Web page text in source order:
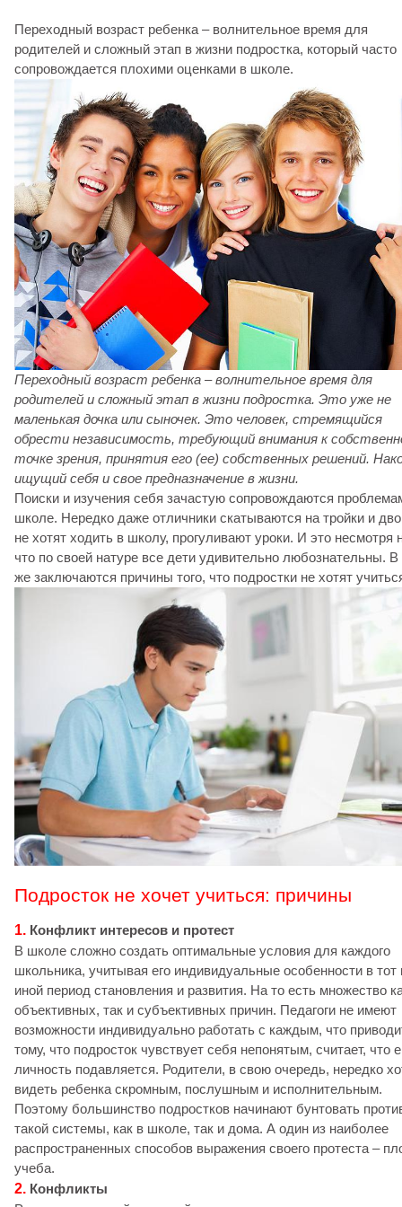
Переходный возраст ребенка – волнительное время для
родителей и сложный этап в жизни подростка, который часто
сопровождается плохими оценками в школе.
Переходный возраст ребенка – волнительное время для
родителей и сложный этап в жизни подростка. Это уже не
маленькая дочка или сыночек. Это человек, стремящийся
обрести независимость, требующий внимания к
точке зрения, принятия его (ее) собственных решений.
ищущий себя и свое предназначение в жизни.
Поиски и изучения себя зачастую сопровождаются
школе. Нередко даже отличники скатываются на тройки и
не хотят ходить в школу, прогуливают уроки. И это несмотря
что по своей натуре все дети удивительно любознательны.
же заключаются причины того, что подростки не хотят
Подросток не хочет учиться: причины
1. Конфликт интересов и протест
В школе сложно создать оптимальные условия для каждого
школьника, учитывая его индивидуальные особенности в тот
иной период становления и развития. На то есть множество
объективных, так и субъективных причин. Педагоги не имеют
возможности индивидуально работать с каждым, что
тому, что подросток чувствует себя непонятым, считает, что
личность подавляется. Родители, в свою очередь, нередко
видеть ребенка скромным, послушным и исполнительным.
Поэтому большинство подростков начинают бунтовать
такой системы, как в школе, так и дома. А один из наиболее
распространенных способов выражения своего протеста –
учеба.
2. Конфликты